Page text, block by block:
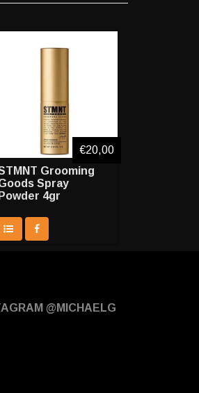
Grooming
Spray
Powder 4gr
€20,00
@MICHAELG